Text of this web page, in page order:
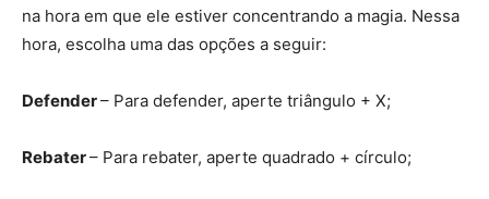
na hora em que ele estiver concentrando a magia. Nessa
hora, escolha uma das opções a seguir:
Defender– Para defender, aperte triângulo + X;
Rebater– Para rebater, aperte quadrado + círculo;